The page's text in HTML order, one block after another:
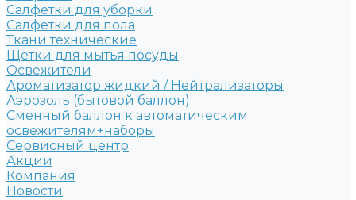
Салфетки для уборки
Салфетки для пола
Ткани технические
Щетки для мытья посуды
Освежители
Ароматизатор жидкий / Нейтрализаторы
Аэрозоль (бытовой баллон)
Сменный баллон к автоматическим
освежителям+наборы
Сервисный центр
Акции
Компания
Новости